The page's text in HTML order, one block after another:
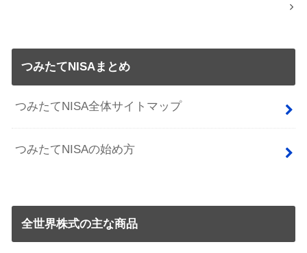
つみたてNISAまとめ
つみたてNISA全体サイトマップ
つみたてNISAの始め方
全世界株式の主な商品